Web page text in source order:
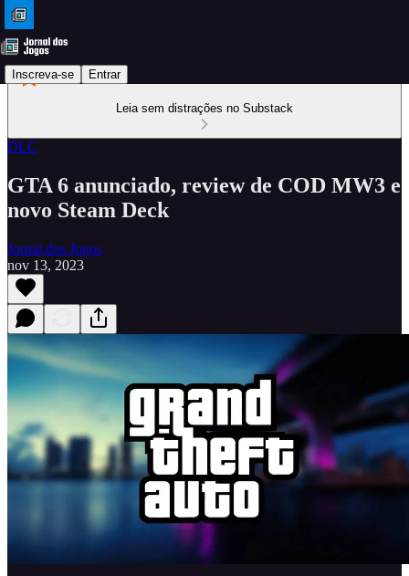
Inscreva-se Entrar
Leia sem distrações no Substack
DLC
GTA 6 anunciado, review de COD MW3 e
novo Steam Deck
Jornal dos Jogos
nov 13, 2023